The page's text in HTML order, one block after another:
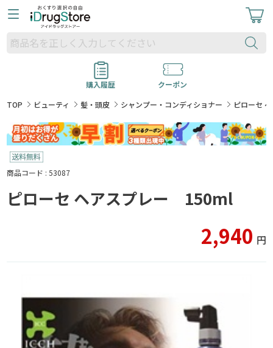
購入履歴
クーポン
TOP
ビューティ 髪・頭皮 シャンプー・コンディショナー ピローセ
商品コード : 53087
ピローセ ヘアスプレー 150ml
2,940 円